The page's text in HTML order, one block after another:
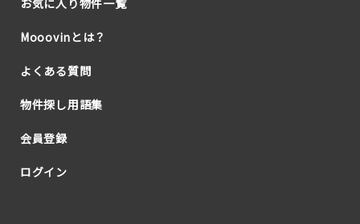
Mooovinとは？
よくある質問
物件探し用語集
会員登録
ログイン